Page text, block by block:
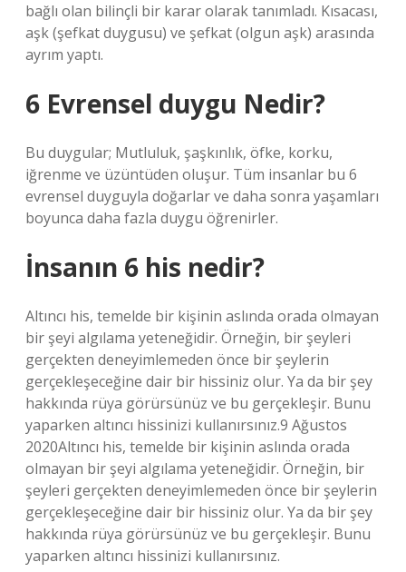
bağlı olan bilinçli bir karar olarak tanımladı. Kısacası,
aşk (şefkat duygusu) ve şefkat (olgun aşk) arasında
ayrım yaptı.
6 Evrensel duygu Nedir?
Bu duygular; Mutluluk, şaşkınlık, öfke, korku,
iğrenme ve üzüntüden oluşur. Tüm insanlar bu 6
evrensel duyguyla doğarlar ve daha sonra yaşamları
boyunca daha fazla duygu öğrenirler.
İnsanın 6 his nedir?
Altıncı his, temelde bir kişinin aslında orada olmayan
bir şeyi algılama yeteneğidir. Örneğin, bir şeyleri
gerçekten deneyimlemeden önce bir şeylerin
gerçekleşeceğine dair bir hissiniz olur. Ya da bir şey
hakkında rüya görürsünüz ve bu gerçekleşir. Bunu
yaparken altıncı hissinizi kullanırsınız.9 Ağustos
2020Altıncı his, temelde bir kişinin aslında orada
olmayan bir şeyi algılama yeteneğidir. Örneğin, bir
şeyleri gerçekten deneyimlemeden önce bir şeylerin
gerçekleşeceğine dair bir hissiniz olur. Ya da bir şey
hakkında rüya görürsünüz ve bu gerçekleşir. Bunu
yaparken altıncı hissinizi kullanırsınız.